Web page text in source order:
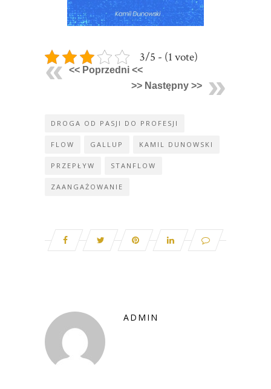
3/5 - (1 vote)
<< Poprzedni <<
>> Następny >>
DROGA OD PASJI DO PROFESJI
FLOW GALLUP KAMIL DUNOWSKI
PRZEPŁYW STANFLOW
ZAANGAŻOWANIE
ADMIN